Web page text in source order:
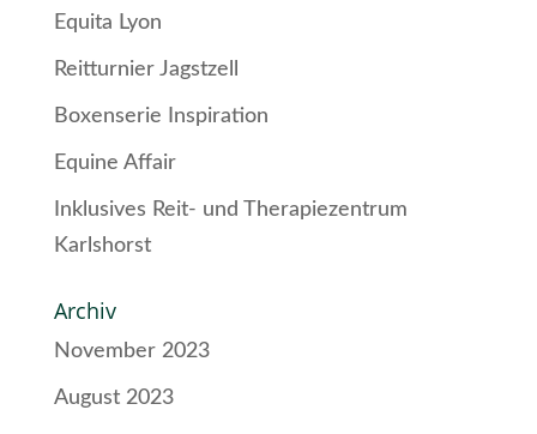
Equita Lyon
Reitturnier Jagstzell
Boxenserie Inspiration
Equine Affair
Inklusives Reit- und Therapiezentrum
Karlshorst
Archiv
November 2023
August 2023